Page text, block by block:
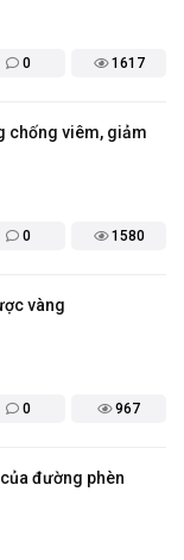
0 1617
0 1580
chống viêm, giảm
0 967
vàng
đường phèn